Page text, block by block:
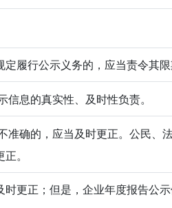
履行公示义务的，应当责令其限
息的真实性、及时性负责。
确的，应当及时更正。公民、
。
更正；但是，企业年度报告公